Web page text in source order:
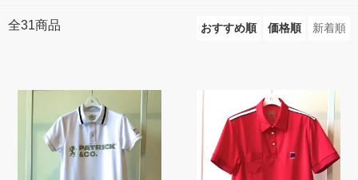
全31商品 おすすめ順 価格順 新着順